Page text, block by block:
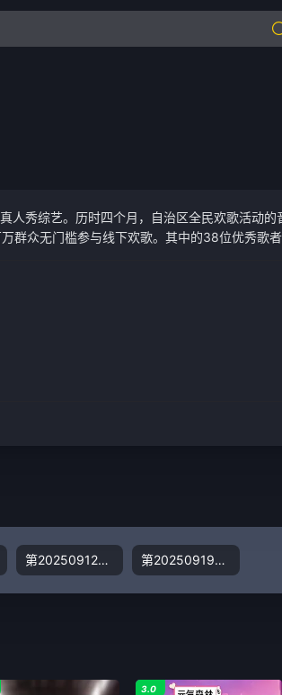
人秀综艺。历时四个月，自治区全民欢歌活动的
群众无门槛参与线下欢歌。其中的38位优秀歌
第20250912期民乐歌手现场弹唱人气火爆 第20250919期新疆说唱歌手实力炸场
3.0